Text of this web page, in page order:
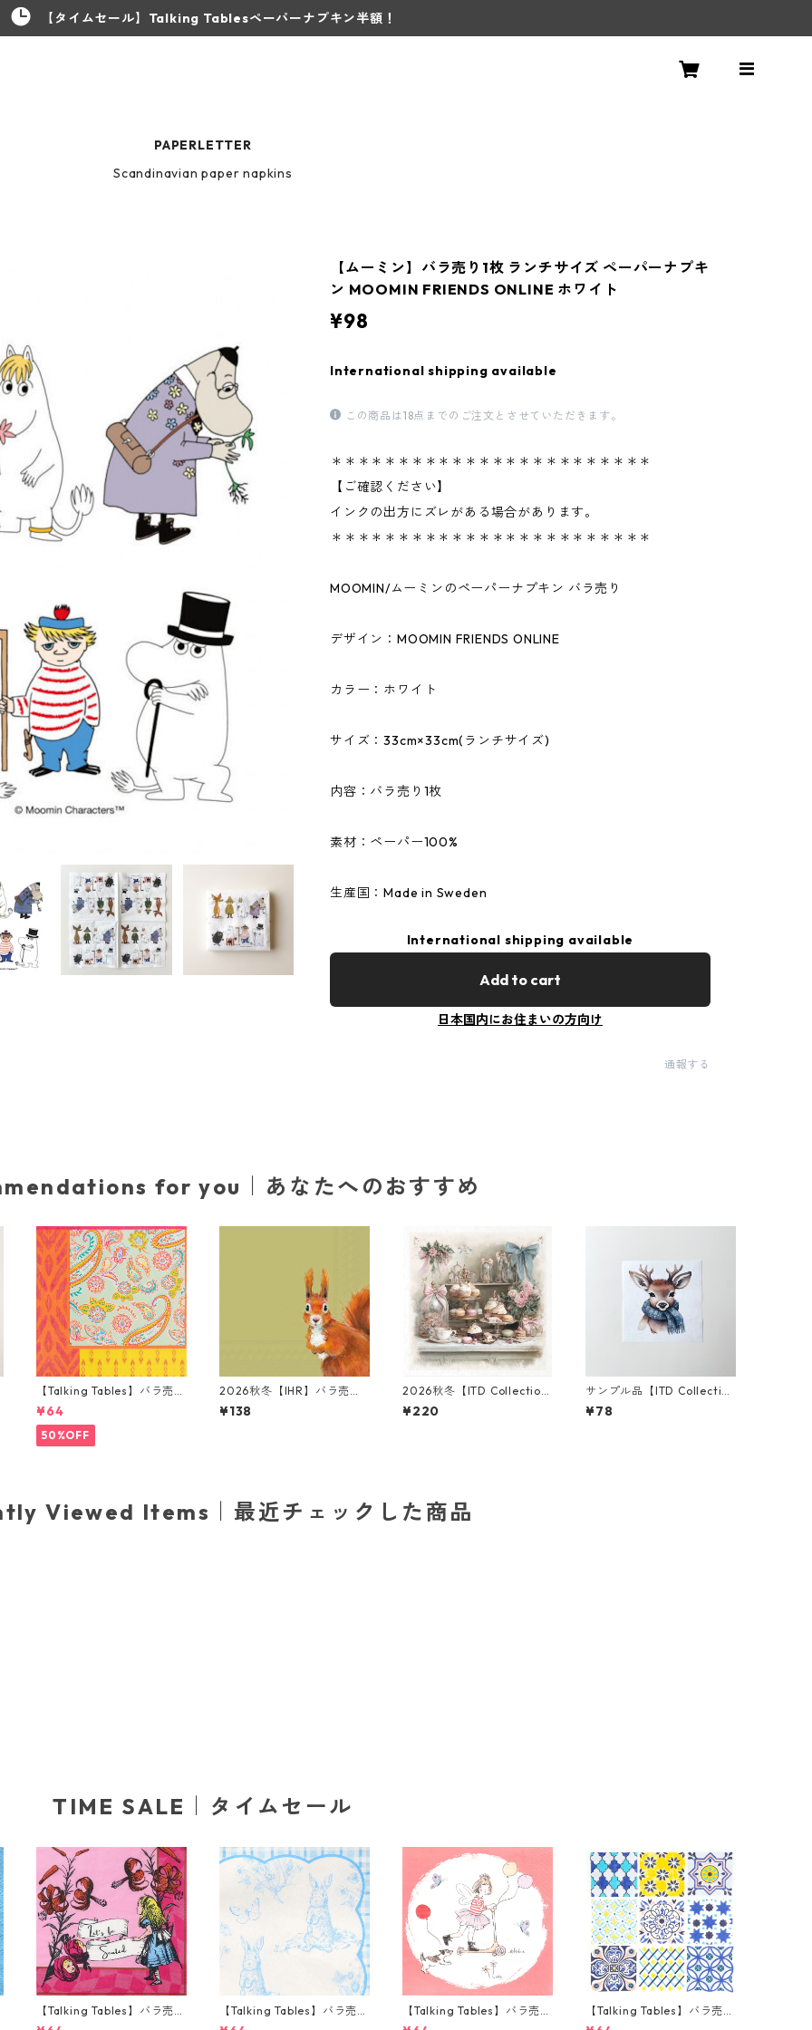
【タイムセール】Talking Tablesペーパーナプキン半額！
PAPERLETTER
Scandinavian paper napkins
【ムーミン】バラ売り1枚 ランチサイズ ペーパーナプキ
ン MOOMIN FRIENDS ONLINE ホワイト
¥98
International shipping available
この商品は18点までのご注文とさせていただきます。
＊＊＊＊＊＊＊＊＊＊＊＊＊＊＊＊＊＊＊＊＊＊＊＊
【ご確認ください】
インクの出方にズレがある場合があります。
＊＊＊＊＊＊＊＊＊＊＊＊＊＊＊＊＊＊＊＊＊＊＊＊
MOOMIN/ムーミンのペーパーナプキン バラ売り
デザイン：MOOMIN FRIENDS ONLINE
カラー：ホワイト
サイズ：33cm×33cm(ランチサイズ)
内容：バラ売り1枚
素材：ペーパー100%
生産国：Made in Sweden
International shipping available
Add to cart
日本国内にお住まいの方向け
通報する
for you｜あなたへのおすすめ
【Talking Tables】バラ売り
1枚 ランチサイズ ペーパーナ
プキン Paisley Print Boho
オレンジ
¥64
50%OFF
2026秋冬【IHR】バラ売り2
枚 ランチサイズ ペーパーナ
プキン Squirrel Hazel グリ
¥138
2026秋冬【ITD Collectio
n】ミニサイズ ライスペーパ
ー RSM3015 デコパージュ
¥220
サンプル品【ITD Collectio
n】ミニサイズ ライスペーパ
ー RSM1052 デコパージュ
¥78
Viewed Items｜最近チェックした商品
TIME SALE｜タイムセール
【Talking Tables】バラ売り
1枚 ランチサイズ ペーパーナ
【Talking Tables】バラ売り
1枚 ランチサイズ ペーパーナ
【Talking Tables】バラ売り
1枚 ランチサイズ ペーパーナ
【Talking Tables】バラ売り
1枚 ランチサイズ ペーパーナ